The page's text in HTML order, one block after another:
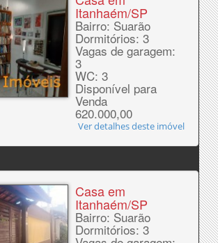
Itanhaém/SP
Bairro: Suarão
Dormitórios: 3
Vagas de garagem:
3
WC: 3
Disponível para
Venda
620.000,00
Ver detalhes deste imóvel
Casa em
Itanhaém/SP
Bairro: Suarão
Dormitórios: 3